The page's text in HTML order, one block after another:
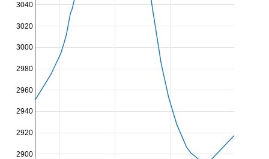
2900
2920
2940
2960
2980
3000
3020
3040